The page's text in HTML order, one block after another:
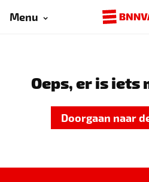
Menu
Oeps, er is iets
Doorgaan naar